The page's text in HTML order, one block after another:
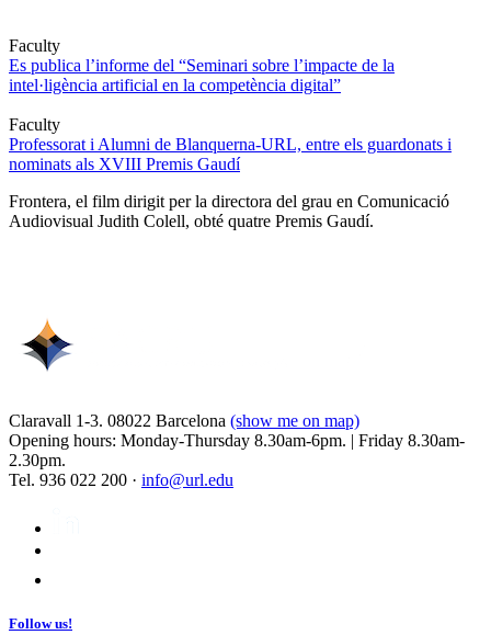
Faculty
Es publica l’informe del “Seminari sobre l’impacte de la
intel·ligència artificial en la competència digital”
Faculty
Professorat i Alumni de Blanquerna-URL, entre els guardonats i
nominats als XVIII Premis Gaudí
Frontera, el film dirigit per la directora del grau en Comunicació
Audiovisual Judith Colell, obté quatre Premis Gaudí.
Claravall 1-3. 08022 Barcelona (show me on map)
Opening hours: Monday-Thursday 8.30am-6pm. | Friday 8.30am-
2.30pm.
Tel. 936 022 200 · info@url.edu
Follow us!